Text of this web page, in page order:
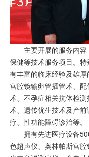
主要开展的服务内容
保健等技术服务项目。
有丰富的临床经验及雄厚
宫腔镜输卵管插管术、
术、不孕症相关抗体检
术、遗传优生技术及产
疗、性功能障碍诊治等。
拥有先进医疗设备500
色超声仪、奥林帕斯宫